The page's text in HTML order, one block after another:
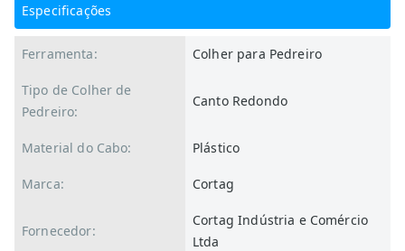
Especificações
Ferramenta: Colher para Pedreiro
Tipo de Colher de
Pedreiro:
Canto Redondo
Material do Cabo: Plástico
Marca: Cortag
Fornecedor:
Cortag Indústria e Comércio
Ltda